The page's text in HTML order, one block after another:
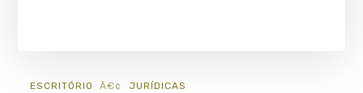
ESCRITÓRIO JURÍ­DICAS